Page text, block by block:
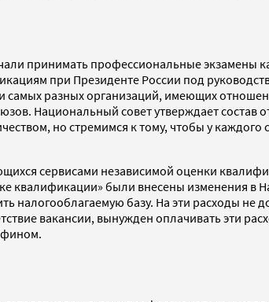
принимать профессиональные экзамены
при Президенте России под
разных организаций, имеющих
Национальный совет утверждает
но стремимся к тому, чтобы у
сервисами независимой оценки
квалификации» были внесены изменения в
налогооблагаемую базу. На эти расходы
вакансии, вынужден оплачивать эти